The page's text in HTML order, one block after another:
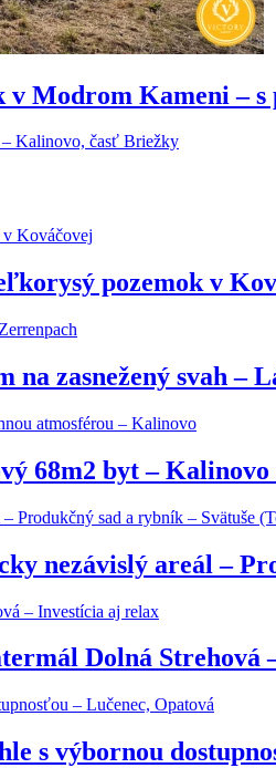
Modrom Kameni – s
pozemok v
na zasnežený svah –
68m2 byt –
nezávislý areál –
Dolná Strehová
s výbornou